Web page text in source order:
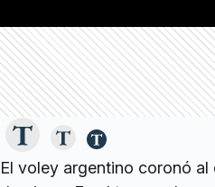
El voley argentino coronó